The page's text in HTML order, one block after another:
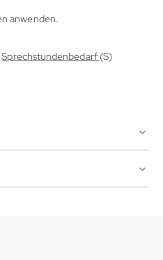
anwenden.
Sprechstundenbedarf (S)